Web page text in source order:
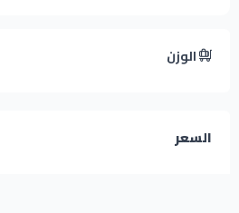
الوزن
السعر